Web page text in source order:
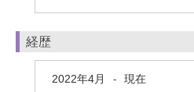
経歴
2022年4月 - 現在